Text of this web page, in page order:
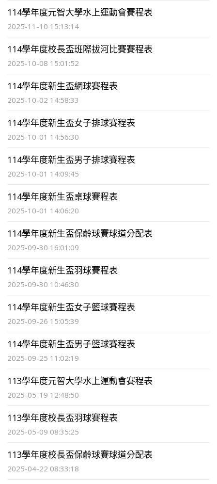
114學年度元智大學水上運動會賽程表
2025-11-10 15:13:14
114學年度校長盃班際拔河比賽賽程表
2025-10-08 15:01:52
114學年度新生盃網球賽程表
2025-10-02 14:58:33
114學年度新生盃女子排球賽程表
2025-10-01 14:56:30
114學年度新生盃男子排球賽程表
2025-10-01 14:09:45
114學年度新生盃桌球賽程表
2025-10-01 14:06:20
114學年度新生盃保齡球賽球道分配表
2025-09-30 16:01:09
114學年度新生盃羽球賽程表
2025-09-30 10:46:30
114學年度新生盃女子籃球賽程表
2025-09-26 15:05:39
114學年度新生盃男子籃球賽程表
2025-09-25 11:02:19
113學年度元智大學水上運動會賽程表
2025-05-19 12:48:50
113學年度校長盃羽球賽程表
2025-05-09 08:35:25
113學年度校長盃保齡球賽球道分配表
2025-04-22 08:33:18